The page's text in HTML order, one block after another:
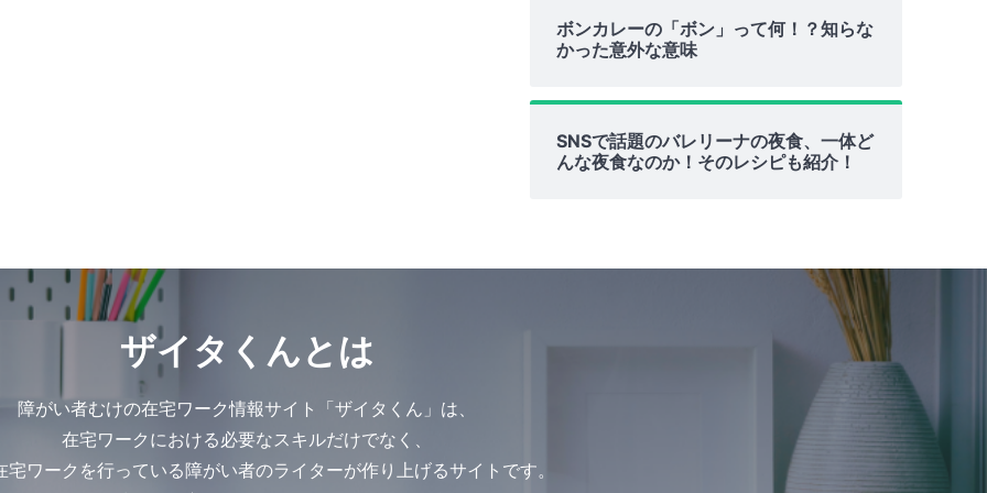
ボンカレーの「ボン」って何！？知らな
かった意外な意味
SNSで話題のバレリーナの夜食、一体ど
んな夜食なのか！そのレシピも紹介！
ザイタくんとは
障がい者むけの在宅ワーク情報サイト「ザイタくん」は、
在宅ワークにおける必要なスキルだけでなく、
宅ワークを行っている障がい者のライターが作り上げるサイトです。